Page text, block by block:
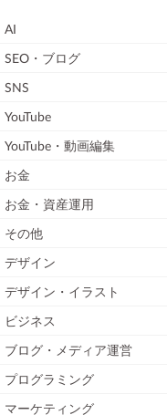
AI
SEO・ブログ
SNS
YouTube
YouTube・動画編集
お金
お金・資産運用
その他
デザイン
デザイン・イラスト
ビジネス
ブログ・メディア運営
プログラミング
マーケティング